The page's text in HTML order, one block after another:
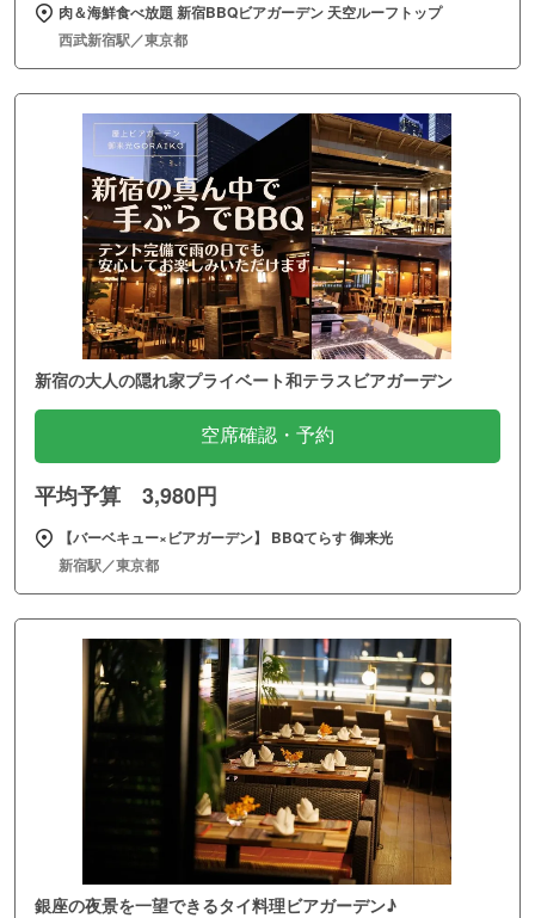
肉＆海鮮食べ放題 新宿BBQビアガーデン 天空ルーフトップ
西武新宿駅／東京都
新宿の大人の隠れ家プライベート和テラスビアガーデン
空席確認・予約
平均予算 3,980円
【バーベキュー×ビアガーデン】 BBQてらす 御来光
新宿駅／東京都
銀座の夜景を一望できるタイ料理ビアガーデン♪